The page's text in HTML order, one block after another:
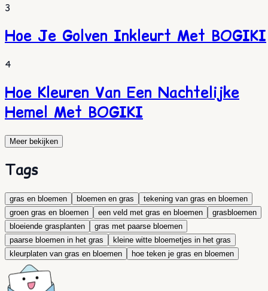
3
Hoe Je Golven Inkleurt Met BOGIKI
4
Hoe Kleuren Van Een Nachtelijke
Hemel Met BOGIKI
Meer bekijken
Tags
gras en bloemen bloemen en gras
tekening van gras en bloemen
groen gras en bloemen
een veld met gras en bloemen
grasbloemen
bloeiende grasplanten
gras met paarse bloemen
paarse bloemen in het gras
kleine witte bloemetjes in het gras
kleurplaten van gras en bloemen
hoe teken je gras en bloemen